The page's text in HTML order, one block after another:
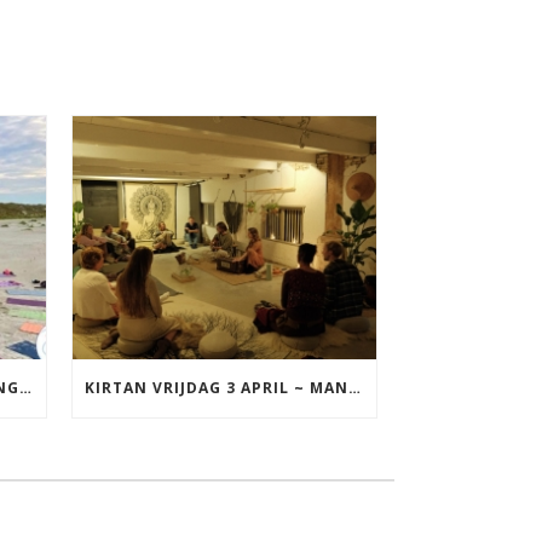
YOGA VAKANTIE TERSCHELLING 17 T/M 19 JULI KIRTAN VRIJDAG 3 APRIL ~ MANTRAZINGEN MET DIEDERICK IN LEEUWARDEN